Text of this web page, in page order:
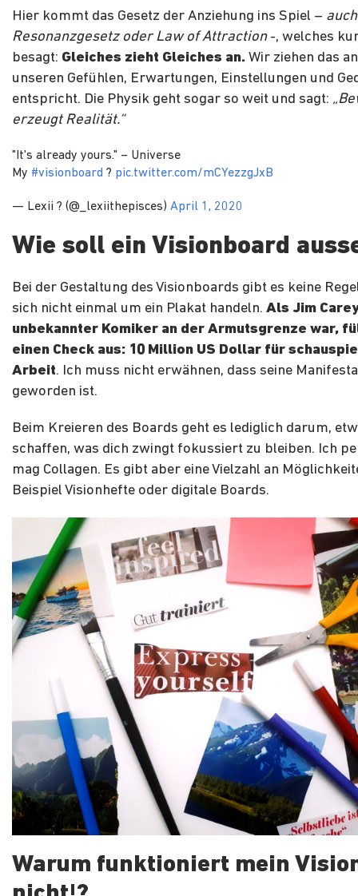
Hier kommt das Gesetz der Anziehung ins Spiel –
Resonanzgesetz oder Law of Attraction-, welches
besagt: Gleiches zieht Gleiches an. Wir ziehen das
unseren Gefühlen, Erwartungen, Einstellungen und
entspricht. Die Physik geht sogar so weit und sagt:
erzeugt Realität.“
"It's already yours." – Universe
My #visionboard ? pic.twitter.com/mCYezzgJxB
— Lexii ? (@_lexiithepisces) April 1, 2020
Wie soll ein Visionboard
Bei der Gestaltung des Visionboards gibt es keine
sich nicht einmal um ein Plakat handeln. Als Jim
unbekannter Komiker an der Armutsgrenze war,
einen Check aus: 10 Million US Dollar für
Arbeit. Ich muss nicht erwähnen, dass seine
geworden ist.
Beim Kreieren des Boards geht es lediglich darum,
schaffen, was dich zwingt fokussiert zu bleiben. Ich
mag Collagen. Es gibt aber eine Vielzahl an
Beispiel Visionhefte oder digitale Boards.
Warum funktioniert mein